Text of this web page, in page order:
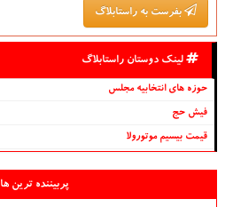
بفرست به راستابلاگ
لینک دوستان راستابلاگ
حوزه های انتخابیه مجلس
فیش حج
قیمت بیسیم موتورولا
پربیننده ترین ها